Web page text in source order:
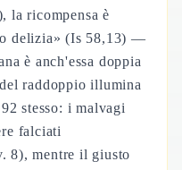
la ricompensa è
delizia» (Is 58,13) —
è anch'essa doppia
raddoppio illumina
stesso: i malvagi
falciati
8), mentre il giusto